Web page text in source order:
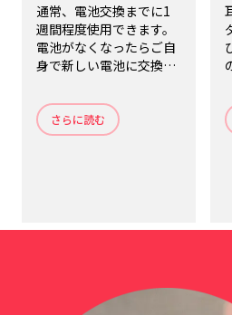
通常、電池交換までに1
週間程度使用できます。
電池がなくなったらご自
身で新しい電池に交換で
さらに読む